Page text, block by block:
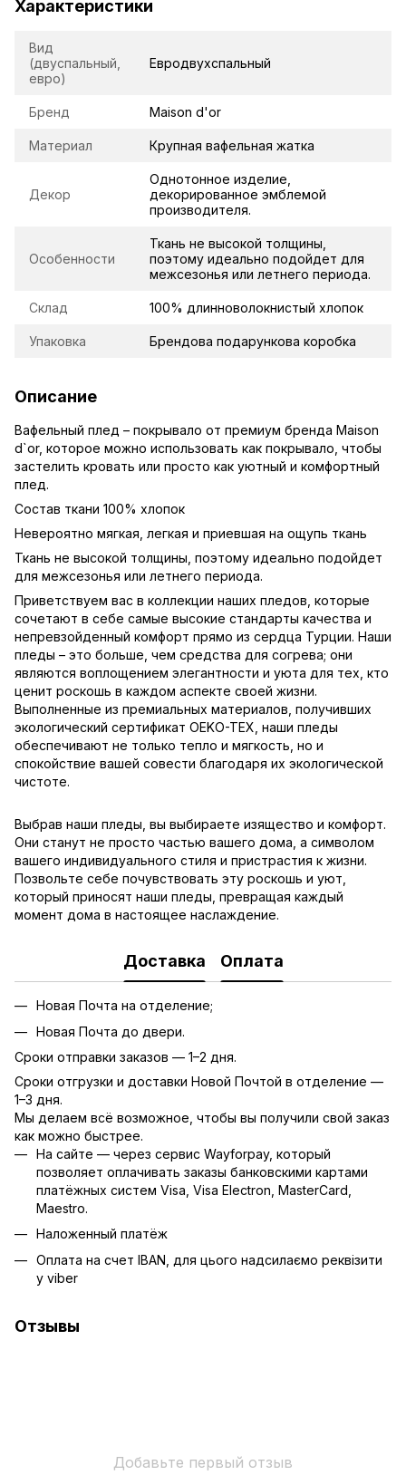
Характеристики
Вид
(двуспальный,
евро)
Евродвухспальный
Бренд Maison d'or
Материал Крупная вафельная жатка
Декор
Однотонное изделие,
декорированное эмблемой
производителя.
Особенности
Ткань не высокой толщины,
поэтому идеально подойдет для
межсезонья или летнего периода.
Склад 100% длинноволокнистый хлопок
Упаковка Брендова подарункова коробка
Описание
Вафельный плед – покрывало от премиум бренда Maison
d`or, которое можно использовать как покрывало, чтобы
застелить кровать или просто как уютный и комфортный
плед.
Состав ткани 100% хлопок
Невероятно мягкая, легкая и приевшая на ощупь ткань
Ткань не высокой толщины, поэтому идеально подойдет
для межсезонья или летнего периода.
Приветствуем вас в коллекции наших пледов, которые
сочетают в себе самые высокие стандарты качества и
непревзойденный комфорт прямо из сердца Турции. Наши
пледы – это больше, чем средства для согрева; они
являются воплощением элегантности и уюта для тех, кто
ценит роскошь в каждом аспекте своей жизни.
Выполненные из премиальных материалов, получивших
экологический сертификат OEKO-TEX, наши пледы
обеспечивают не только тепло и мягкость, но и
спокойствие вашей совести благодаря их экологической
чистоте.
Выбрав наши пледы, вы выбираете изящество и комфорт.
Они станут не просто частью вашего дома, а символом
вашего индивидуального стиля и пристрастия к жизни.
Позвольте себе почувствовать эту роскошь и уют,
который приносят наши пледы, превращая каждый
момент дома в настоящее наслаждение.
Доставка Оплата
Новая Почта на отделение;
Новая Почта до двери.
Сроки отправки заказов — 1–2 дня.
Сроки отгрузки и доставки Новой Почтой в отделение —
1–3 дня.
Мы делаем всё возможное, чтобы вы получили свой заказ
как можно быстрее.
На сайте — через сервис Wayforpay, который
позволяет оплачивать заказы банковскими картами
платёжных систем Visa, Visa Electron, MasterCard,
Maestro.
Наложенный платёж
Оплата на счет IBAN, для цього надсилаємо реквізити
у viber
Отзывы
Добавьте первый отзыв